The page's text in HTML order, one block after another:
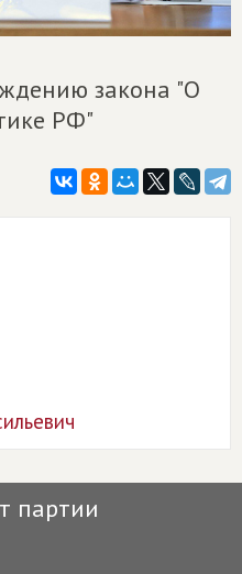
закона "О
РФ"
партии